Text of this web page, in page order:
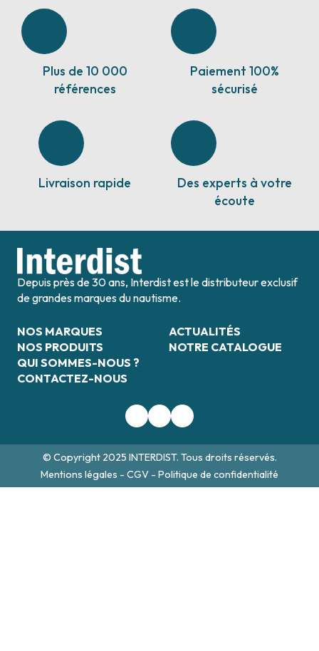
Plus de 10 000
références
Paiement 100%
sécurisé
Livraison rapide
Des experts à votre
écoute
Depuis près de 30 ans, Interdist est le distributeur exclusif
de grandes marques du nautisme.
NOS MARQUES
NOS PRODUITS
QUI SOMMES-NOUS ?
CONTACTEZ-NOUS
ACTUALITÉS
NOTRE CATALOGUE
© Copyright 2025 INTERDIST. Tous droits réservés.
Mentions légales - CGV - Politique de confidentialité